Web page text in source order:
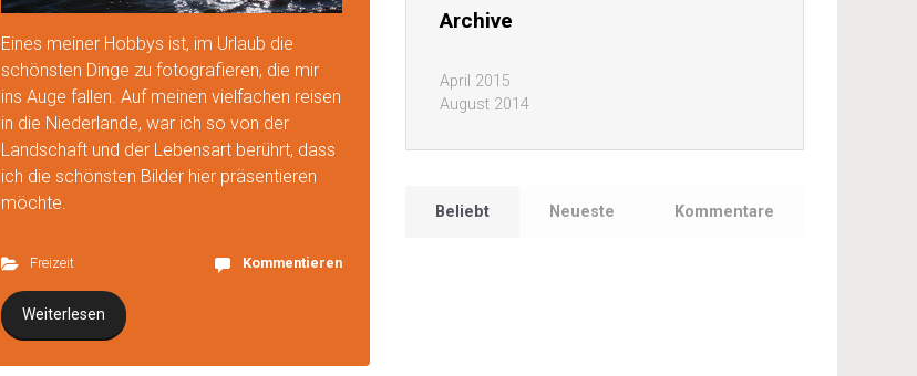
Eines meiner Hobbys ist, im Urlaub die
schönsten Dinge zu fotografieren, die mir
ins Auge fallen. Auf meinen vielfachen reisen
in die Niederlande, war ich so von der
Landschaft und der Lebensart berührt, dass
ich die schönsten Bilder hier präsentieren
möchte.
Freizeit Kommentieren
Weiterlesen
Archive
April 2015
August 2014
Beliebt Neueste Kommentare